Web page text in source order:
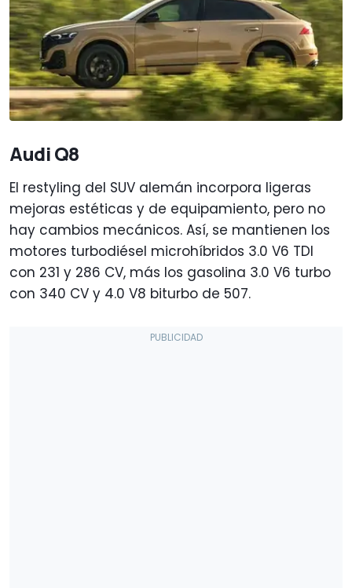
Audi Q8
El restyling del SUV alemán incorpora ligeras
mejoras estéticas y de equipamiento, pero no
hay cambios mecánicos. Así, se mantienen los
motores turbodiésel microhíbridos 3.0 V6 TDI
con 231 y 286 CV, más los gasolina 3.0 V6 turbo
con 340 CV y 4.0 V8 biturbo de 507.